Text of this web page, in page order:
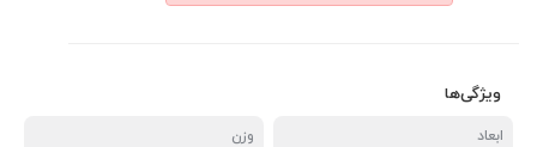
ویژگی‌ها
ابعاد وزن